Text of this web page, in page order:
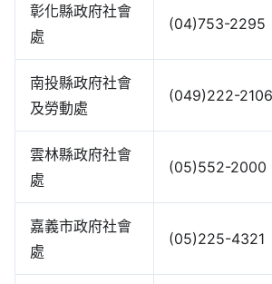
彰化縣政府社會
處
(04)753-2295
南投縣政府社會
及勞動處
(049)222-2106
雲林縣政府社會
處
(05)552-2000
嘉義市政府社會
處
(05)225-4321